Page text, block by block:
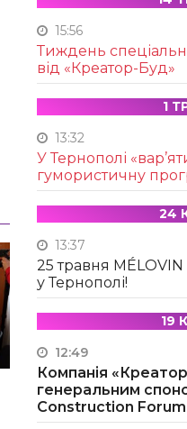
15:56
Тиждень
від «Креатор-Буд»
1
13:32
У Тернополі
гумористичну
24
13:37
25 травня
у Тернополі!
19
12:49
Компанія
генеральним
Construction